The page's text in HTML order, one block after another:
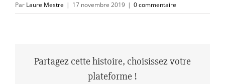
Par Laure Mestre | 17 novembre 2019 | 0 commentaire
Partagez cette histoire, choisissez votre
plateforme !